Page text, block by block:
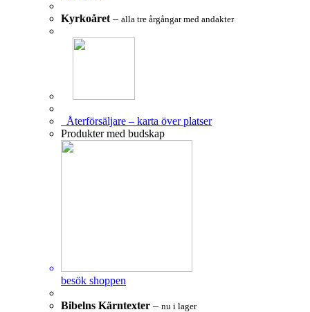
Kyrkoåret – alla tre årgångar med andakter
Återförsäljare – karta över platser
Produkter med budskap
besök shoppen
Bibelns Kärntexter – nu i lager